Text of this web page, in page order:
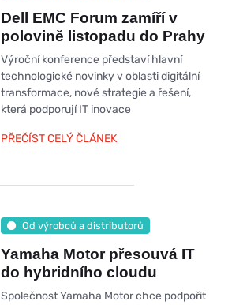
Dell EMC Forum zamíří v
polovině listopadu do Prahy
Výroční konference představí hlavní
technologické novinky v oblasti digitální
transformace, nové strategie a řešení,
která podporují IT inovace
PŘEČÍST CELÝ ČLÁNEK
Od výrobců a distributorů
Yamaha Motor přesouvá IT
do hybridního cloudu
Společnost Yamaha Motor chce podpořit